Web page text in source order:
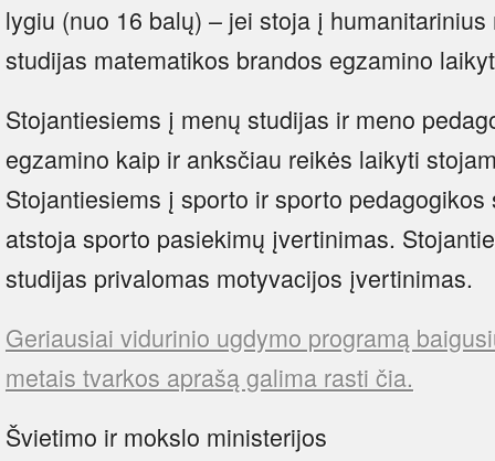
lygiu (nuo 16 balų) – jei stoja į
studijas matematikos brandos egzamino
Stojantiesiems į menų studijas ir meno
egzamino kaip ir anksčiau reikės laikyti
Stojantiesiems į sporto ir sporto
atstoja sporto pasiekimų įvertinimas.
studijas privalomas motyvacijos įvertinimas.
Geriausiai vidurinio ugdymo programą
metais tvarkos aprašą galima rasti čia.
Švietimo ir mokslo ministerijos